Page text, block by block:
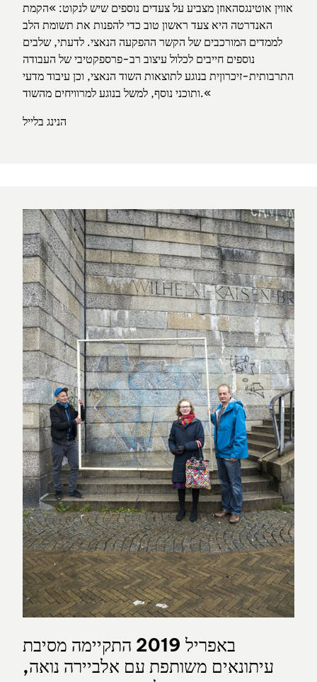
אווין אוטינגסהאוזן מצביע על צעדים נוספים שיש לנקוט: »הקמת
האנדרטה היא צעד ראשון טוב כדי להפנות את תשומת הלב
לממדים המורכבים של הקשר ההפקעה הנאצי. לדעתי, שלבים
נוספים חייבים לכלול עיצוב רב-פרספקטיבי של העבודה
התרבותית-זיכרוןית בנוגע לתוצאות השוד הנאצי, וכן עיבוד מדעי
ותוכני נוסף, למשל בנוגע למרוויחים מהשוד.«
הנינג בלייל
באפריל 2019 התקיימה מסיבת
עיתונאים משותפת עם אלביירה נואה,